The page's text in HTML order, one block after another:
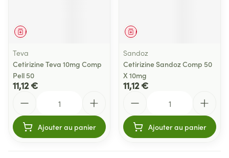
Médicament
Teva
Cetirizine Teva 10mg Comp
Pell 50
11,12 €
Ajouter au panier
Médicament
Sandoz
Cetirizine Sandoz Comp 50
X 10mg
11,12 €
Ajouter au panier